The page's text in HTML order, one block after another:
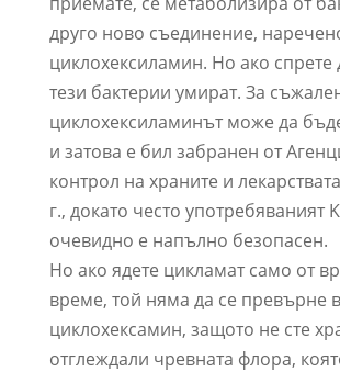
друго ново съединение,
циклохексиламин. Но ако спрете
тези бактерии умират. За
циклохексиламинът може да
и затова е бил забранен от
контрол на храните и
г., докато често употребяваният
очевидно е напълно безопасен.
Но ако ядете цикламат само от
време, той няма да се превърне в
циклохексамин, защото не сте
отглеждали чревната флора,